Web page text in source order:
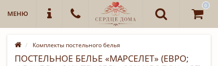
МЕНЮ
0
Комплекты постельного белья
ПОСТЕЛЬНОЕ БЕЛЬЕ «МАРСЕЛЕТ» (ЕВРО;